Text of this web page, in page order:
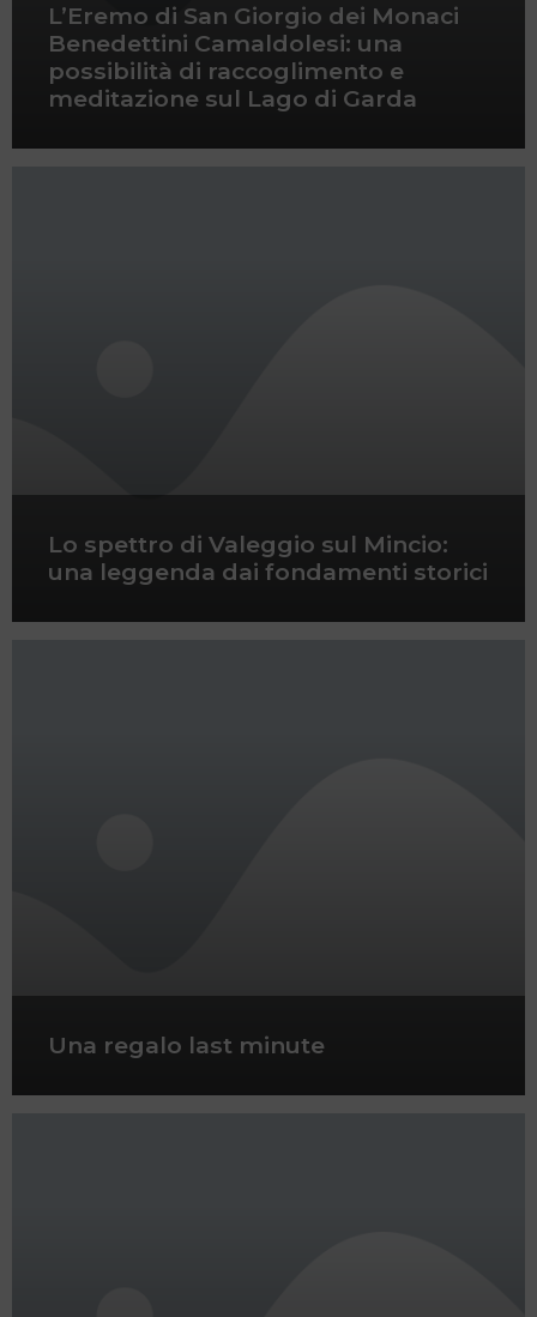
L’Eremo di San Giorgio dei Monaci
Benedettini Camaldolesi: una
possibilità di raccoglimento e
meditazione sul Lago di Garda
Lo spettro di Valeggio sul Mincio:
una leggenda dai fondamenti storici
Una regalo last minute